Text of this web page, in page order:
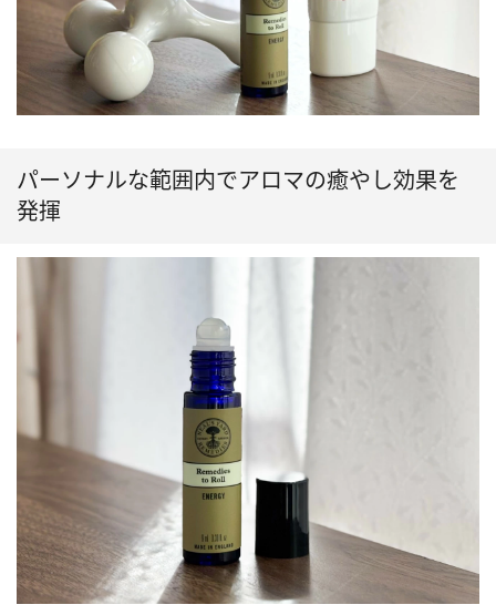
パーソナルな範囲内でアロマの癒やし効果を
発揮